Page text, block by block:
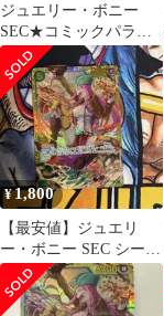
ジュエリー・ボニー
SEC★コミックパラレ
ル/ OP12-118
¥1,800
【最安値】ジュエリ
ー・ボニー SEC シーク
レット OP12-118